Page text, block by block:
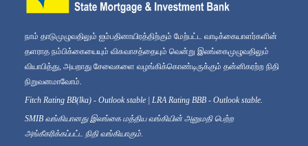
நாம் தாடுமுழுவதிலும் ஐம்பதினாயிரத்திற்கும் மேற்பட்ட வாடிக்கையாளர்களின்
தளராத நம்பிக்கையையும் விசுவாசத்தையும் வென்று இலங்கைமுழுவதிலும்
வியாபித்து, அயறாது சேவைகளை வழங்கிக்கொண்டிருக்கும் தன்னிகரற்ற நிதி
நிறுவனமாவோம்.
Fitch Rating BB(lka) - Outlook stable | LRA Rating BBB - Outlook stable.
SMIB வங்கியானது இலங்கை மத்திய வங்கியின் அனுமதி பெற்ற
அங்கீகரிக்கப்பட்ட நிதி வங்கியாகும்.